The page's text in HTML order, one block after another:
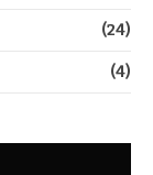
(24)
(4)